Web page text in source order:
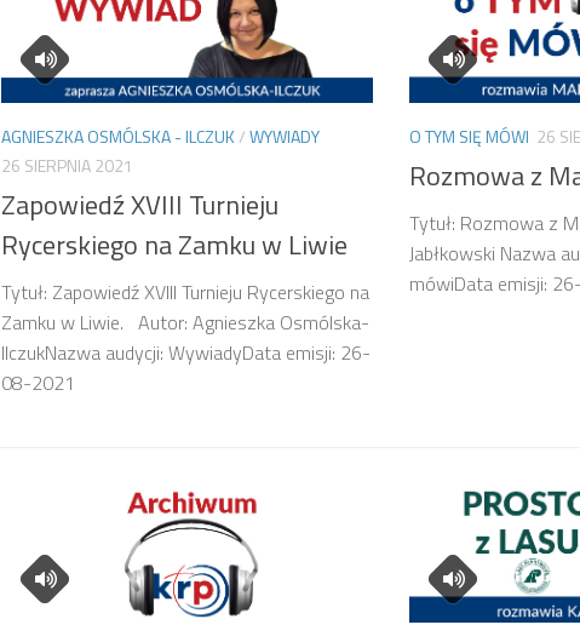
AGNIESZKA OSMÓLSKA - ILCZUK/WYWIADY
26 SIERPNIA 2021
Zapowiedź XVIII Turnieju
Rycerskiego na Zamku w Liwie
Tytuł: Zapowiedź XVIII Turnieju Rycerskiego na
Zamku w Liwie. Autor: Agnieszka Osmólska-
IlczukNazwa audycji: WywiadyData emisji: 26-
08-2021
O TYM SIĘ MÓWI 26
Rozmowa z
Tytuł: Rozmowa z
Jabłkowski Nazwa
mówiData emisji: